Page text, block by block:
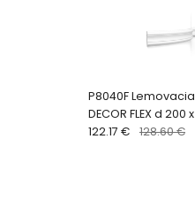
P8040F
DECOR FLEX d 200
cm
122.17 € 128.60 €